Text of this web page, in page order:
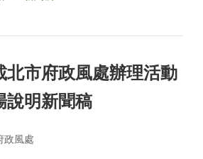
北市府政風處辦理活動
說明新聞稿
政風處